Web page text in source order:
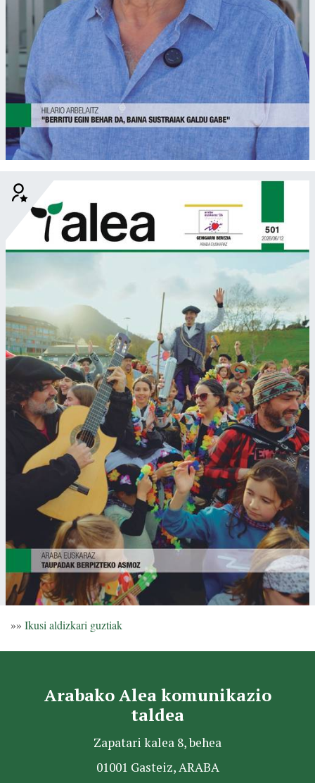
»» Ikusi aldizkari guztiak
Arabako Alea komunikazio
taldea
Zapatari kalea 8, behea
01001 Gasteiz, ARABA